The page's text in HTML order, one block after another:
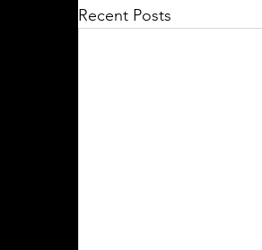
Recent Posts